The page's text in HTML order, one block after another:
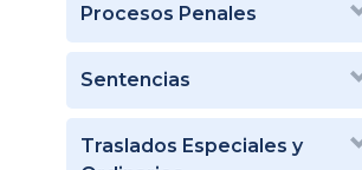
Procesos Penales
Sentencias
Traslados Especiales y